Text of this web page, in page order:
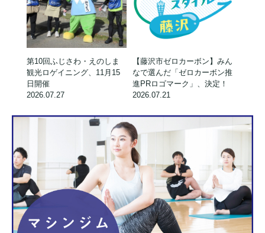
第10回ふじさわ・えのしま
観光ロゲイニング、11月15
日開催
2026.07.27
【藤沢市ゼロカーボン】みん
なで選んだ「ゼロカーボン推
進PRロゴマーク」、決定！
2026.07.21